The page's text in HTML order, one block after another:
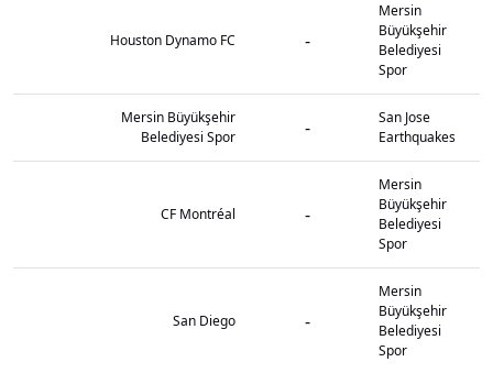
Houston Dynamo FC -
Mersin
Büyükşehir
Belediyesi
Spor
Mersin Büyükşehir
Belediyesi Spor
-
San Jose
Earthquakes
CF Montréal -
Mersin
Büyükşehir
Belediyesi
Spor
San Diego -
Mersin
Büyükşehir
Belediyesi
Spor